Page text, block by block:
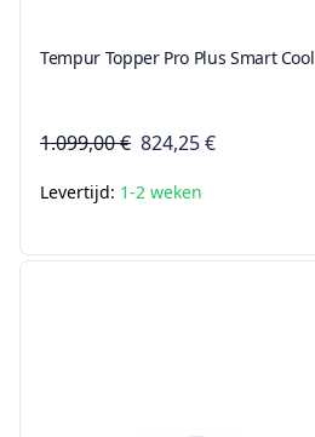
Tempur Topper Pro Plus Smart Cool
1.099,00 € 824,25 €
Levertijd: 1-2 weken